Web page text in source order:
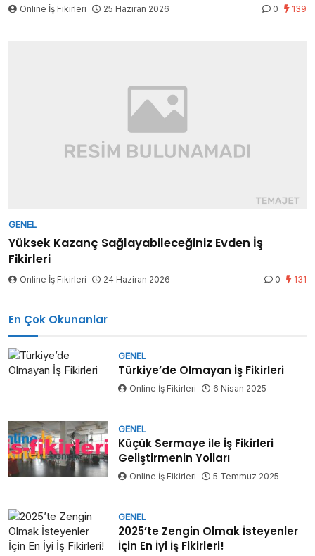
Online İş Fikirleri 25 Haziran 2026 0 139
GENEL
Yüksek Kazanç Sağlayabileceğiniz Evden İş
Fikirleri
Online İş Fikirleri 24 Haziran 2026 0 131
En Çok Okunanlar
GENEL
Türkiye’de Olmayan İş Fikirleri
Online İş Fikirleri 6 Nisan 2025
GENEL
Küçük Sermaye ile İş Fikirleri
Geliştirmenin Yolları
Online İş Fikirleri 5 Temmuz 2025
GENEL
2025’te Zengin Olmak İsteyenler
İçin En İyi İş Fikirleri!